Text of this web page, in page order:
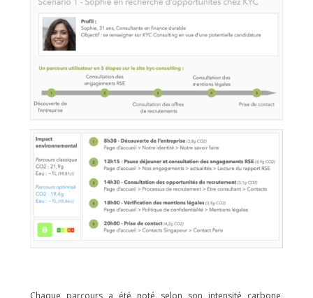
Chaque parcours a été noté selon son intensité carbone,